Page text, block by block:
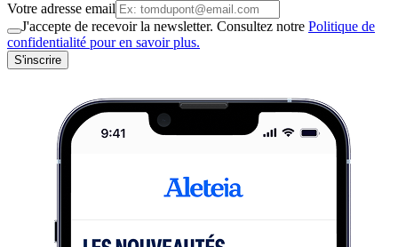
Votre adresse email
J'accepte de recevoir la newsletter. Consultez notre Politique de
confidentialité pour en savoir plus.
S'inscrire